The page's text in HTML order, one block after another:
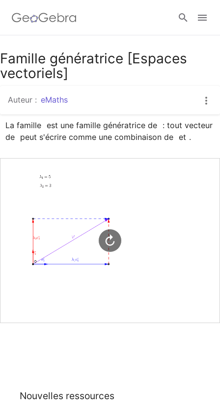
Google Classroom
Se connecter
Famille génératrice [Espaces
vectoriels]
Auteur : eMaths
La famille est une famille génératrice de : tout vecteur
de peut s'écrire comme une combinaison de et .
Nouvelles ressources